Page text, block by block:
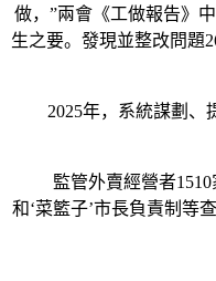
做，”兩會《工做報告》
生之要。發現並整改問題
2025年，系統謀劃、提
監管外賣經營者1510家
和‘菜籃子’市長負責制等